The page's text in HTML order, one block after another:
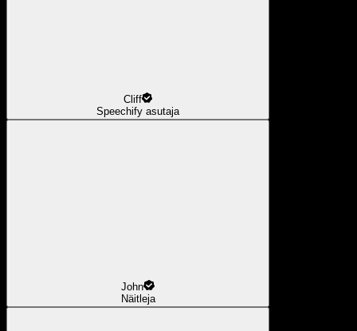
Cliff
Speechify asutaja
John
Näitleja